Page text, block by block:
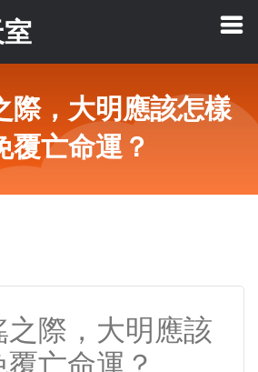
際，大明應該怎樣
覆亡命運？
際，大明應該